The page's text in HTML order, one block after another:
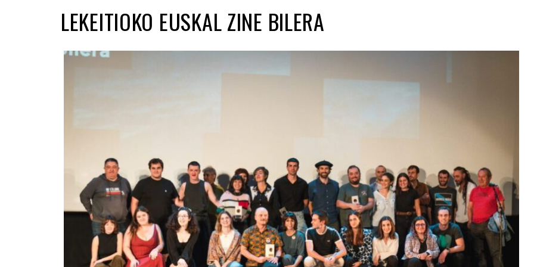
LEKEITIOKO EUSKAL ZINE BILERA